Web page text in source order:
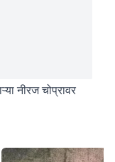
नीरज चोप्रावर